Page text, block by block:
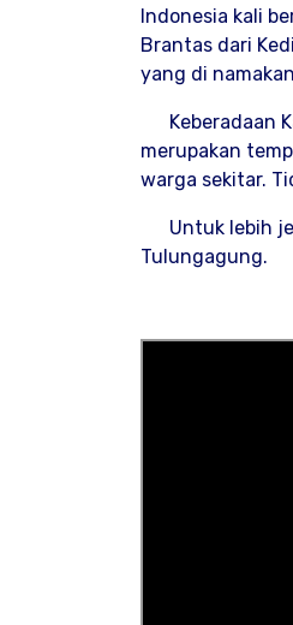
Indonesia kali
Brantas dari
yang di
Keberadaan
merupakan
warga sekitar.
Untuk lebih
Tulungagung.